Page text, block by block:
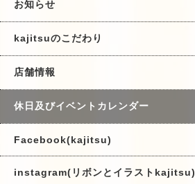
お知らせ
kajitsuのこだわり
店舗情報
休日及びイベントカレンダー
Facebook(kajitsu)
instagram(リボンとイラストkajitsu)